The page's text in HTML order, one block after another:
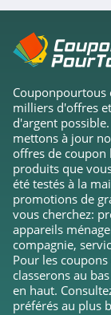
Couponpourtous
milliers d'offres
d'argent
mettons à jour
offres de coupon
produits que
été testés à la
promotions de
vous cherchez:
appareils
compagnie,
Pour les
classerons au
en haut.
préférés au plus